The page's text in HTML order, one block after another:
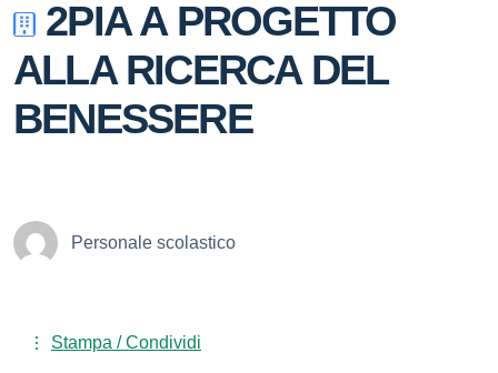
2PIA A PROGETTO
ALLA RICERCA DEL
BENESSERE
Personale scolastico
Stampa / Condividi